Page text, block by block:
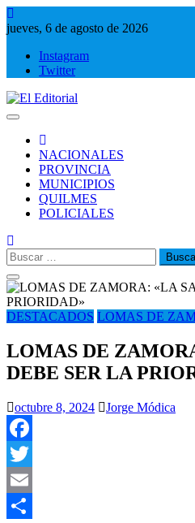
Saltar
al
jueves, 6 de agosto de 2026
Instagram
Twitter
NACIONALES
PROVINCIA
MUNICIPIOS
QUILMES
POLICIALES
Buscar:
DESTACADOS LOMAS DE
LOMAS DE
DEBE SER LA
octubre 8, 2024 Jorge Módica
Facebook
Twitter
Email